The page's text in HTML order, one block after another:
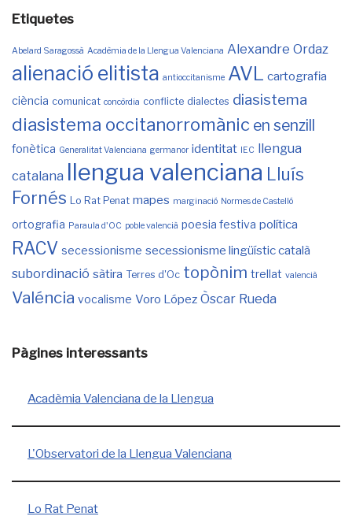
Etiquetes
Abelard Saragossà Acadèmia de la Llengua Valenciana Alexandre Ordaz
alienació elitista antioccitanisme AVL cartografia
ciència comunicat concòrdia conflicte dialectes diasistema
diasistema occitanorromànic en senzill
fonètica Generalitat Valenciana germanor identitat IEC llengua
catalana llengua valenciana Lluís
Fornés Lo Rat Penat mapes marginació Normes de Castelló
ortografia Paraula d'OC poble valencià poesia festiva política
RACV secessionisme secessionisme lingüístic català
subordinació sàtira Terres d'Oc topònim trellat valencià
Valéncia vocalisme Voro López Òscar Rueda
Pàgines interessants
Acadèmia Valenciana de la Llengua
L'Observatori de la Llengua Valenciana
Lo Rat Penat